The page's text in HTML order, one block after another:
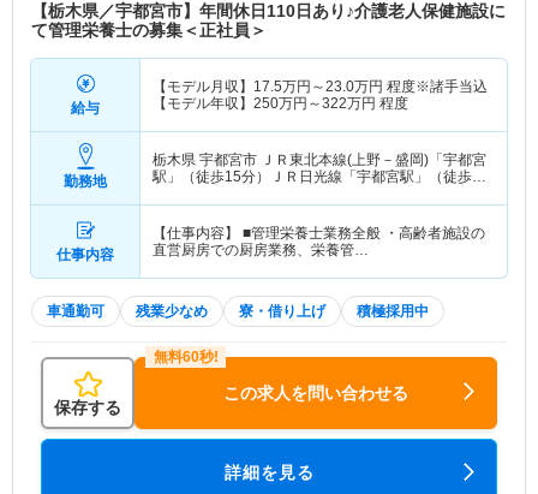
【栃木県／宇都宮市】年間休日110日あり♪介護老人保健施設に
て管理栄養士の募集＜正社員＞
給与
【モデル月収】 17.5万円～23.0万円 程度※諸手当込
【モデル年収】 250万円～322万円 程度
勤務地
栃木県 宇都宮市 ＪＲ東北本線(上野－盛岡)「宇都宮
駅」（徒歩15分）ＪＲ日光線「宇都宮駅」（徒歩
仕事内容
【仕事内容】 ■管理栄養士業務全般 ・高齢者施設の
直営厨房での厨房業務、栄養管…
車通勤可 残業少なめ 寮・借り上げ 積極採用中
保存する
この求人を問い合わせる
詳細を見る